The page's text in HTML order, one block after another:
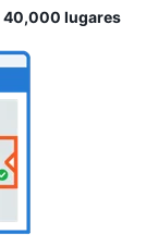
40,000 lugares